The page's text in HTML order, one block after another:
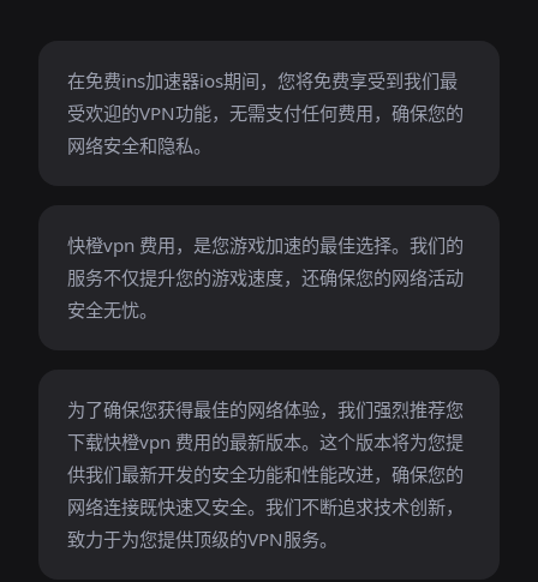
在免费ins加速器ios期间，您将免费享受到我们最
受欢迎的VPN功能，无需支付任何费用，确保您的
网络安全和隐私。
快橙vpn 费用，是您游戏加速的最佳选择。我们的
服务不仅提升您的游戏速度，还确保您的网络活动
安全无忧。
为了确保您获得最佳的网络体验，我们强烈推荐您
下载快橙vpn 费用的最新版本。这个版本将为您提
供我们最新开发的安全功能和性能改进，确保您的
网络连接既快速又安全。我们不断追求技术创新，
致力于为您提供顶级的VPN服务。